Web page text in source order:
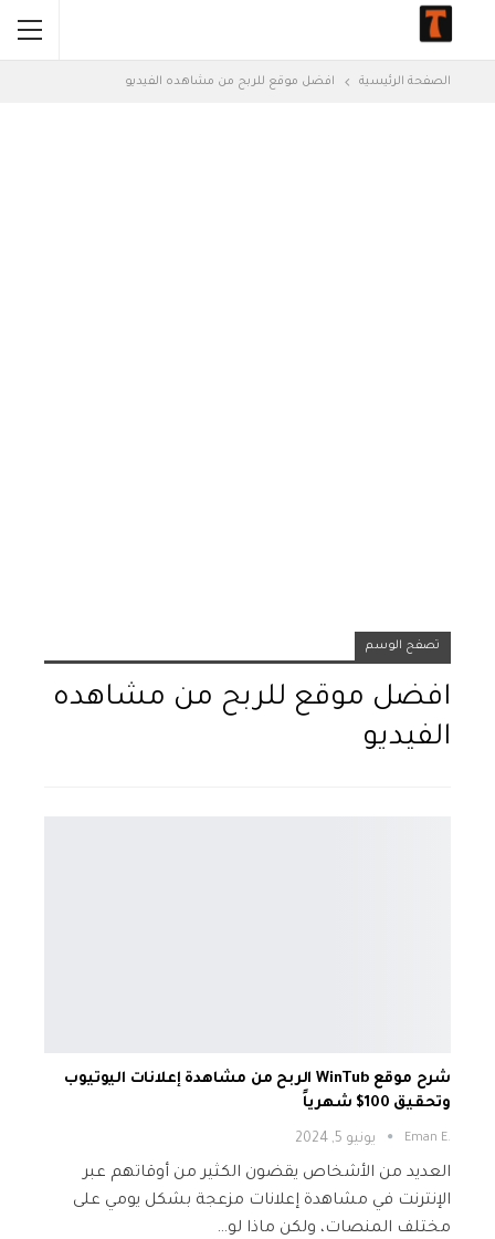
الصفحة الرئيسية افضل موقع للربح من مشاهده الفيديو
تصفح الوسم
افضل موقع للربح من مشاهده
الفيديو
شرح موقع WinTub الربح من مشاهدة إعلانات اليوتيوب
وتحقيق 100$ شهرياً
.Eman E يونيو 5, 2024
العديد من الأشخاص يقضون الكثير من أوقاتهم عبر
الإنترنت في مشاهدة إعلانات مزعجة بشكل يومي على
مختلف المنصات، ولكن ماذا لو…